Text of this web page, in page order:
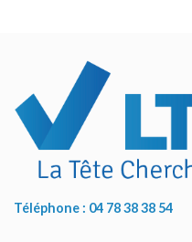
Téléphone : 04 78 38 38 54